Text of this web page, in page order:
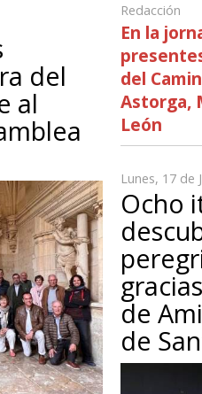
del
al
Redacción
En la
del
Astorga,
León
Lunes, 17 de
Ocho
de
de